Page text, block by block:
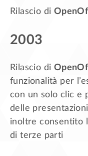
Rilascio di
2003
Rilascio di
funzionalità per
con un solo clic e
delle
inoltre consentito
di terze parti